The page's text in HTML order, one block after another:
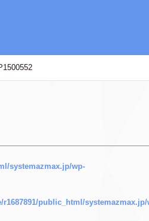
systemazmax.jp/wp-
r1687891/public_html/systemazmax.jp/